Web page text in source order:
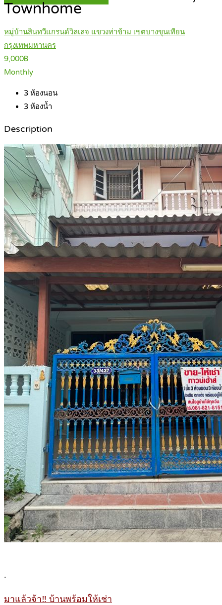
Townhome
หมู่บ้านสินทวีแกรนด์วิลเลจ แขวงท่าข้าม เขตบางขุนเทียน
กรุงเทพมหานคร
9,000฿
Monthly
3 ห้องนอน
3 ห้องน้ำ
Description
.
มาแล้วจ้า‼️ บ้านพร้อมให้เช่า